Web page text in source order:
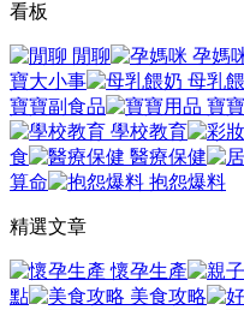
看板
閒聊 孕媽
寶大小事
母乳
寶寶副食品
寶
學校教育
食
醫療保健
算命
抱怨爆料
精選文章
懷孕生產
點
美食攻略